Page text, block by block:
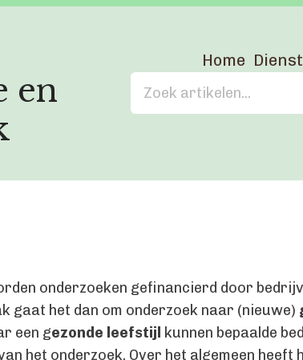
en
Home
onderzoeken gefinancierd door
gaat het dan om onderzoek naar (nieuwe)
een gezonde leefstijl kunnen bepaalde
het onderzoek. Over het algemeen heeft